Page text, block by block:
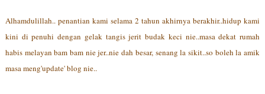
Alhamdulillah.. penantian kami selama 2 tahun akhirnya berakhir..hidup kami
kini di penuhi dengan gelak tangis jerit budak keci nie..masa dekat rumah
habis melayan bam bam nie jer..nie dah besar, senang la sikit..so boleh la amik
masa meng'update' blog nie..